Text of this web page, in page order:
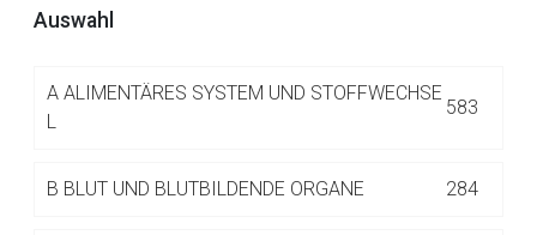
Auswahl
A ALIMENTÄRES SYSTEM UND STOFFWECHSE
L
583
B BLUT UND BLUTBILDENDE ORGANE 284
Aufruf einer externen Seite
Seite. Für die Inhalte der externen Web-Seite ist deren